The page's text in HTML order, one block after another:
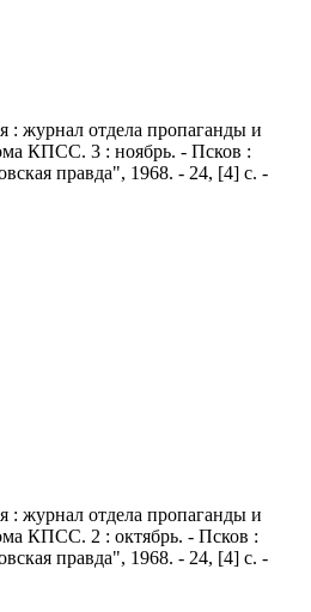
: журнал отдела пропаганды и
КПСС. 3 : ноябрь. - Псков :
правда", 1968. - 24, [4] с. -
: журнал отдела пропаганды и
КПСС. 2 : октябрь. - Псков :
правда", 1968. - 24, [4] с. -